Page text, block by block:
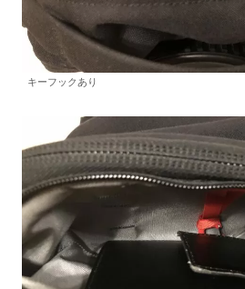
キーフックあり